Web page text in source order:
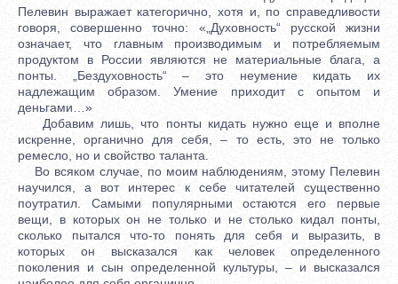
Пелевин выражает категорично, хотя и, по справедливости
говоря, совершенно точно: «„Духовность“ русской жизни
означает, что главным производимым и потребляемым
продуктом в России являются не материальные блага, а
понты. „Бездуховность“ – это неумение кидать их
надлежащим образом. Умение приходит с опытом и
деньгами…»
Добавим лишь, что понты кидать нужно еще и вполне
искренне, органично для себя, – то есть, это не только
ремесло, но и свойство таланта.
Во всяком случае, по моим наблюдениям, этому Пелевин
научился, а вот интерес к себе читателей существенно
поутратил. Самыми популярными остаются его первые
вещи, в которых он не только и не столько кидал понты,
сколько пытался что-то понять для себя и выразить, в
которых он высказался как человек определенного
поколения и сын определенной культуры, – и высказался